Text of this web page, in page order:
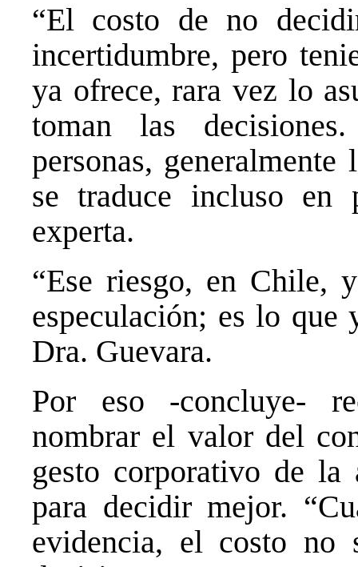
“El costo de no
incertidumbre, pero
ya ofrece, rara vez lo
toman las
personas,
se traduce incluso en
experta.
“Ese riesgo, en Chile,
especulación; es lo que
Dra. Guevara.
Por eso -concluye-
nombrar el valor del
gesto corporativo de la
para decidir mejor.
evidencia, el costo no